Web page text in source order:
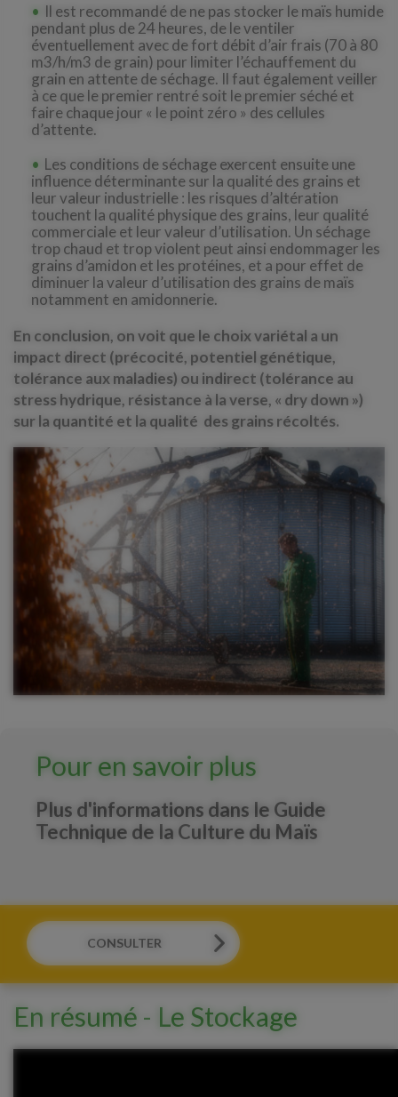
Il est recommandé de ne pas stocker le maïs humide
pendant plus de 24 heures, de le ventiler
éventuellement avec de fort débit d’air frais (70 à 80
m3/h/m3 de grain) pour limiter l’échauffement du
grain en attente de séchage. Il faut également veiller
à ce que le premier rentré soit le premier séché et
faire chaque jour « le point zéro » des cellules
d’attente.
Les conditions de séchage exercent ensuite une
influence déterminante sur la qualité des grains et
leur valeur industrielle : les risques d’altération
touchent la qualité physique des grains, leur qualité
commerciale et leur valeur d’utilisation. Un séchage
trop chaud et trop violent peut ainsi endommager les
grains d’amidon et les protéines, et a pour effet de
diminuer la valeur d’utilisation des grains de maïs
notamment en amidonnerie.
En conclusion, on voit que le choix variétal a un
impact direct (précocité, potentiel génétique,
tolérance aux maladies) ou indirect (tolérance au
stress hydrique, résistance à la verse, « dry down »)
sur la quantité et la qualité des grains récoltés.
Pour en savoir plus
Plus d'informations dans le Guide
Technique de la Culture du Maïs
CONSULTER
En résumé - Le Stockage